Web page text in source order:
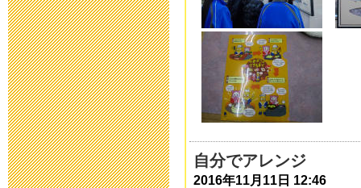
新型コロナウ
連絡
2020年3月10日
「令和元年度
らせ
自分でアレンジ
2016年11月11日 12:46